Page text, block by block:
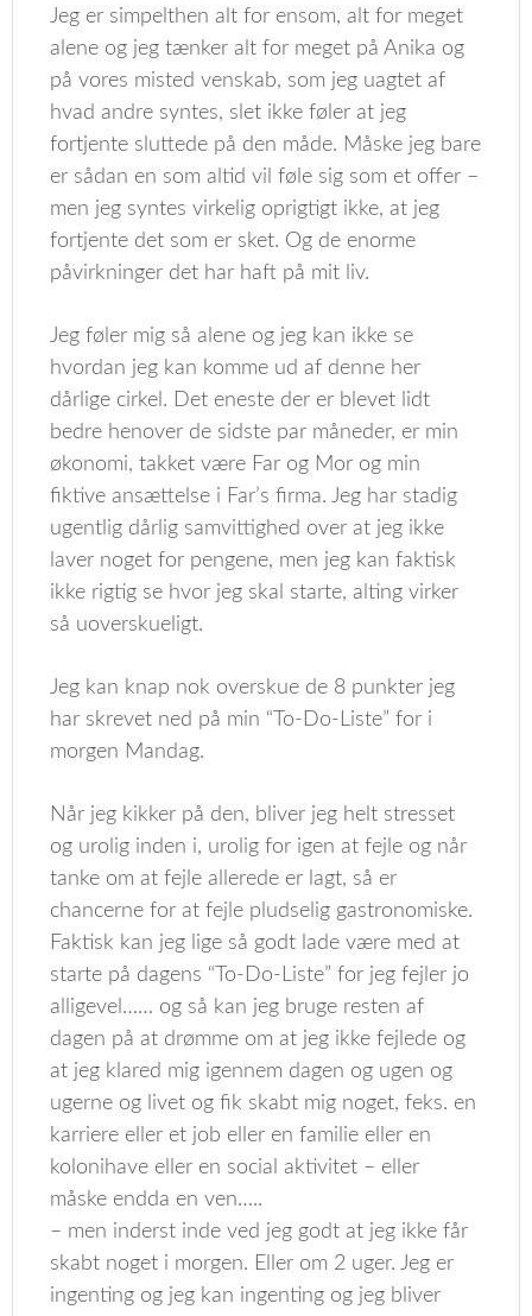
Jeg er simpelthen alt for ensom, alt for meget
alene og jeg tænker alt for meget på Anika og
på vores misted venskab, som jeg uagtet af
hvad andre syntes, slet ikke føler at jeg
fortjente sluttede på den måde. Måske jeg bare
er sådan en som altid vil føle sig som et offer –
men jeg syntes virkelig oprigtigt ikke, at jeg
fortjente det som er sket. Og de enorme
påvirkninger det har haft på mit liv.
Jeg føler mig så alene og jeg kan ikke se
hvordan jeg kan komme ud af denne her
dårlige cirkel. Det eneste der er blevet lidt
bedre henover de sidste par måneder, er min
økonomi, takket være Far og Mor og min
fiktive ansættelse i Far’s firma. Jeg har stadig
ugentlig dårlig samvittighed over at jeg ikke
laver noget for pengene, men jeg kan faktisk
ikke rigtig se hvor jeg skal starte, alting virker
så uoverskueligt.
Jeg kan knap nok overskue de 8 punkter jeg
har skrevet ned på min “To-Do-Liste” for i
morgen Mandag.
Når jeg kikker på den, bliver jeg helt stresset
og urolig inden i, urolig for igen at fejle og når
tanke om at fejle allerede er lagt, så er
chancerne for at fejle pludselig gastronomiske.
Faktisk kan jeg lige så godt lade være med at
starte på dagens “To-Do-Liste” for jeg fejler jo
alligevel…… og så kan jeg bruge resten af
dagen på at drømme om at jeg ikke fejlede og
at jeg klared mig igennem dagen og ugen og
ugerne og livet og fik skabt mig noget, feks. en
karriere eller et job eller en familie eller en
kolonihave eller en social aktivitet – eller
måske endda en ven…..
– men inderst inde ved jeg godt at jeg ikke får
skabt noget i morgen. Eller om 2 uger. Jeg er
ingenting og jeg kan ingenting og jeg bliver